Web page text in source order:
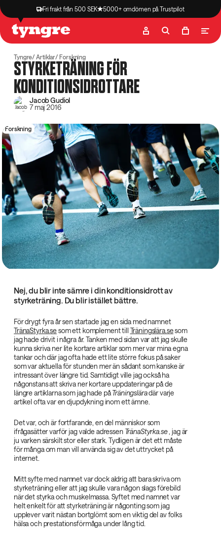
Fri frakt från 500 SEK 5000+ omdömen på Trustpilot
Butik Recept
Tyngre Artiklar Forskning
STYRKETRÄNING FÖR
KONDITIONSIDROTTARE
Jacob Gudiol
7 maj 2016
Forskning
Nej, du blir inte sämre i din konditionsidrott av
styrketräning. Du blir istället bättre.
För drygt fyra år sen startade jag en sida med namnet
TränaStyrka.sesom ett komplement till Träningslära.sesom
jag hade drivit i några år. Tanken med sidan var att jag skulle
kunna skriva ner lite kortare artiklar som mer var mina egna
tankar och där jag ofta hade ett lite större fokus på saker
som var aktuella för stunden mer än sådant som kanske är
intressant över längre tid. Samtidigt ville jag också ha
någonstans att skriva ner kortare uppdateringar på de
längre artiklarna som jag hade påTräningslära‌där varje
artikel ofta var en djupdykning inom ett ämne.
Det var, och är fortfarande, en del människor som
ifrågasätter varför jag valde adressen TränaStyrka.se‌, jag är
ju varken särskilt stor eller stark. Tydligen är det ett måste
för många om man vill använda sig av det uttrycket på
internet.
Mitt syfte med namnet var dock aldrig att bara skriva om
styrketräning eller att jag skulle vara någon slags förebild
när det styrka och muskelmassa. Syftet med namnet var
helt enkelt för att styrketräning är någonting som jag
upplever varit nästan bortglömt som en viktig del av folks
hälsa och prestationsförmåga under lång tid.